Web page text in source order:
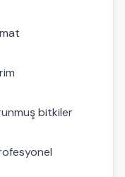
bitkiler